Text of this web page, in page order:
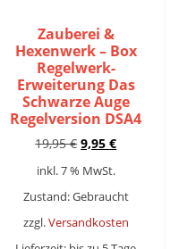
Zauberei &
Hexenwerk – Box
Regelwerk-
Erweiterung Das
Schwarze Auge
Regelversion DSA4
19,95€ Ursprünglicher
war:
19,95 €
9,95€Aktueller
9,95 €.
inkl. 7 % MwSt.
Zustand: Gebraucht
zzgl.Versandkosten